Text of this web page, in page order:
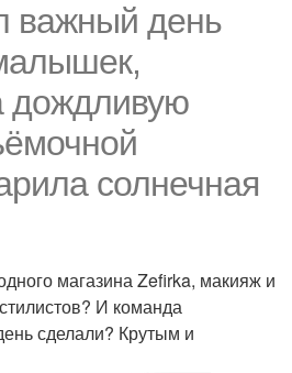
важный день
дождливую
солнечная
магазина Zefirka, макияж и
И команда
сделали? Крутым и